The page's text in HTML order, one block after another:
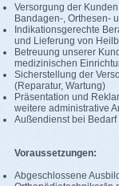
Versorgung der
Bandagen-, Orthesen-
Indikationsgerechte
und Lieferung von
Betreuung unserer
medizinischen
Sicherstellung der
(Reparatur, Wartung)
Präsentation und
weitere administrative
Außendienst bei Bedarf
Voraussetzungen:
Abgeschlossene